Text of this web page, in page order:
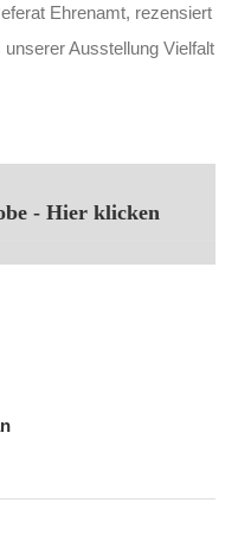
Ehrenamt, rezensiert
Ausstellung Vielfalt
- Hier klicken